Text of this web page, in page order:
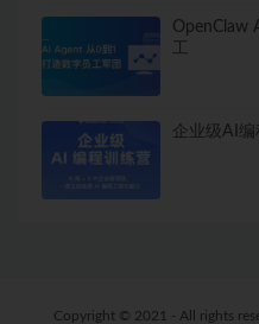
OpenClaw
工
企业级AI编
Copyright © 2021 - All rights